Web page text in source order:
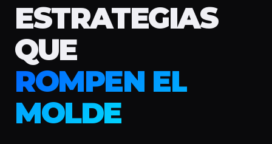
ESTRATEGIAS
QUE
ROMPEN EL
MOLDE